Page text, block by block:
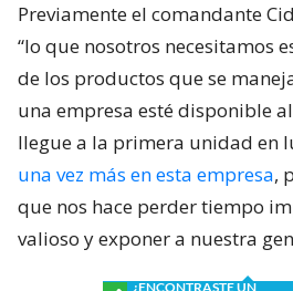
Previamente el comandante
“lo que nosotros necesitamos
de los productos que se
una empresa esté disponible
llegue a la primera unidad en
una vez más en esta empresa,
que nos hace perder tiempo
valioso y exponer a nuestra
¿ENCONTRASTE UN